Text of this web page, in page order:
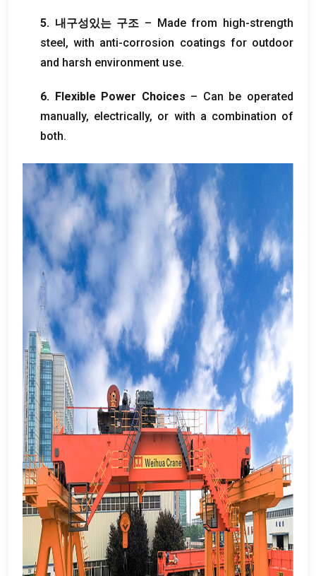
5. 내구성있는 구조 – Made from high-strength
steel,with anti-corrosion coatings for outdoor
and harsh environment use.
6. Flexible Power Choices – Can be operated
manually, electrically, or with a combination of
both.